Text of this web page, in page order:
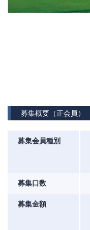
募集概要（正会員）
募集会員種別
募集口数
募集金額